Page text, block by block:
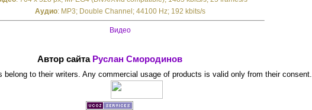
Аудио: MP3; Double Channel; 44100 Hz; 192 kbits/s
Видео
Автор сайта Руслан Смородинов
belong to their writers. Any commercial usage of products is valid only from their consent.